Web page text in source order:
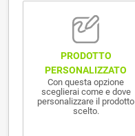
PRODOTTO
PERSONALIZZATO
Con questa opzione
sceglierai come e dove
personalizzare il prodotto
scelto.